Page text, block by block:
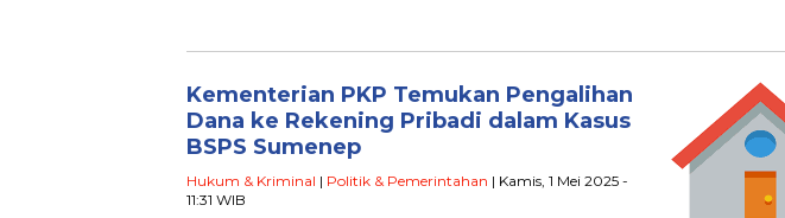
Kementerian PKP Temukan Pengalihan
Dana ke Rekening Pribadi dalam Kasus
BSPS Sumenep
Hukum & Kriminal | Politik & Pemerintahan | Kamis, 1 Mei 2025 -
11:31 WIB